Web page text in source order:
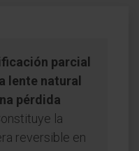
parcial
lente natural
pérdida
la
reversible en